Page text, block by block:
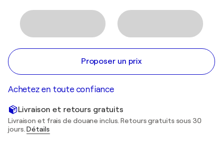
Proposer un prix
Achetez en toute confiance
Livraison et retours gratuits
Livraison et frais de douane inclus. Retours gratuits sous 30
jours.Détails